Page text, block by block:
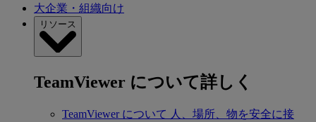
大企業・組織向け
リソース
TeamViewer について詳しく
TeamViewer について 人、場所、物を安全に接